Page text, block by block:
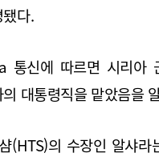
다.
통신에 따르면 시리아
대통령직을 맡았음을
(HTS)의 수장인 알샤